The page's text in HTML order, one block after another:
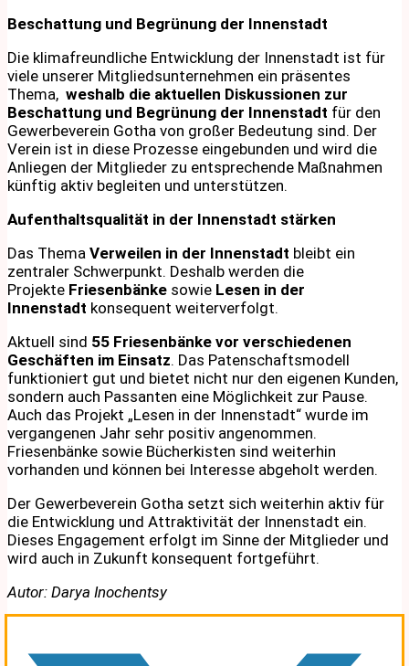
Beschattung und Begrünung der Innenstadt
Die klimafreundliche Entwicklung der Innenstadt ist für
viele unserer Mitgliedsunternehmen ein präsentes
Thema, weshalb die aktuellen Diskussionen zur
Beschattung und Begrünung der Innenstadt für den
Gewerbeverein Gotha von großer Bedeutung sind. Der
Verein ist in diese Prozesse eingebunden und wird die
Anliegen der Mitglieder zu entsprechende Maßnahmen
künftig aktiv begleiten und unterstützen.
Aufenthaltsqualität in der Innenstadt stärken
Das Thema Verweilen in der Innenstadt bleibt ein
zentraler Schwerpunkt. Deshalb werden die
Projekte Friesenbänke sowie Lesen in der
Innenstadt konsequent weiterverfolgt.
Aktuell sind 55 Friesenbänke vor verschiedenen
Geschäften im Einsatz. Das Patenschaftsmodell
funktioniert gut und bietet nicht nur den eigenen Kunden,
sondern auch Passanten eine Möglichkeit zur Pause.
Auch das Projekt „Lesen in der Innenstadt“ wurde im
vergangenen Jahr sehr positiv angenommen.
Friesenbänke sowie Bücherkisten sind weiterhin
vorhanden und können bei Interesse abgeholt werden.
Der Gewerbeverein Gotha setzt sich weiterhin aktiv für
die Entwicklung und Attraktivität der Innenstadt ein.
Dieses Engagement erfolgt im Sinne der Mitglieder und
wird auch in Zukunft konsequent fortgeführt.
Autor: Darya Inochentsy